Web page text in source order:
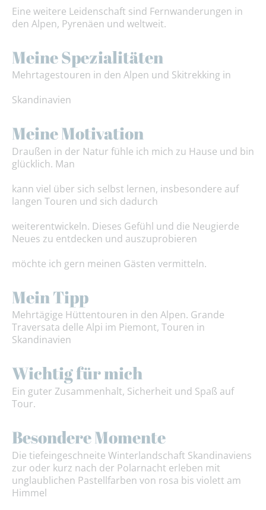
Eine weitere Leidenschaft sind Fernwanderungen in
den Alpen, Pyrenäen und weltweit.
Meine Spezialitäten
Mehrtagestouren in den Alpen und Skitrekking in
Skandinavien
Meine Motivation
Draußen in der Natur fühle ich mich zu Hause und bin
glücklich. Man
kann viel über sich selbst lernen, insbesondere auf
langen Touren und sich dadurch
weiterentwickeln. Dieses Gefühl und die Neugierde
Neues zu entdecken und auszuprobieren
möchte ich gern meinen Gästen vermitteln.
Mein Tipp
Mehrtägige Hüttentouren in den Alpen. Grande
Traversata delle Alpi im Piemont, Touren in
Skandinavien
Wichtig für mich
Ein guter Zusammenhalt, Sicherheit und Spaß auf
Tour.
Besondere Momente
Die tiefeingeschneite Winterlandschaft Skandinaviens
zur oder kurz nach der Polarnacht erleben mit
unglaublichen Pastellfarben von rosa bis violett am
Himmel